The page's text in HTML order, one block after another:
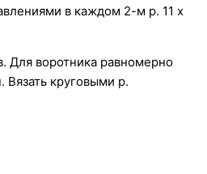
в каждом 2-м р. 11 х
Для воротника равномерно
Вязать круговыми р.